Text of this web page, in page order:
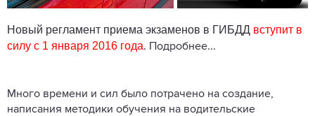
Новый регламент приема экзаменов в ГИБДД вступит в
силу с 1 января 2016 года. Подробнее...
Много времени и сил было потрачено на создание,
написания методики обучения на водительские